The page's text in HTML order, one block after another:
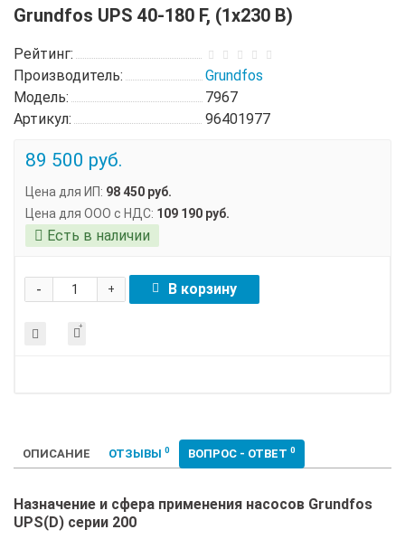
Grundfos UPS 40-180 F, (1х230 В)
Рейтинг:
Производитель:
Grundfos
Модель:
7967
Артикул:
96401977
89 500 руб.
Цена для ИП: 98 450 руб.
Цена для ООО с НДС: 109 190 руб.
Есть в наличии
+
- В корзину
ОПИСАНИЕ ОТЗЫВЫ 0 ВОПРОС - ОТВЕТ 0
Назначение и сфера применения насосов Grundfos
UPS(D) серии 200